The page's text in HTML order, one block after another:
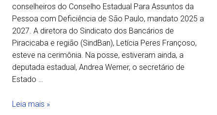
conselheiros do Conselho Estadual Para Assuntos da
Pessoa com Deficiência de São Paulo, mandato 2025 a
2027. A diretora do Sindicato dos Bancários de
Piracicaba e região (SindBan), Letícia Peres Françoso,
esteve na cerimônia. Na posse, estiveram ainda, a
deputada estadual, Andrea Werner, o secretário de
Estado …
Leia mais »